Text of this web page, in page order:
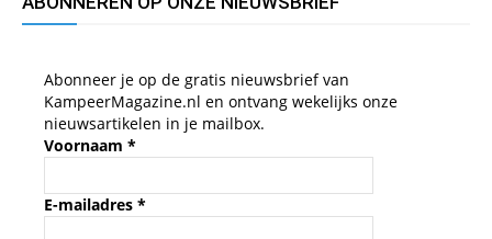
Abonneer je op de gratis nieuwsbrief van
KampeerMagazine.nl en ontvang wekelijks onze
nieuwsartikelen in je mailbox.
Voornaam *
E-mailadres *